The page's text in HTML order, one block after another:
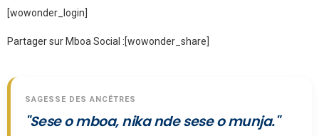
[wowonder_login]
Partager sur Mboa Social :[wowonder_share]
SAGESSE DES ANCÊTRES
"Sese o mboa, nika nde sese o munja."